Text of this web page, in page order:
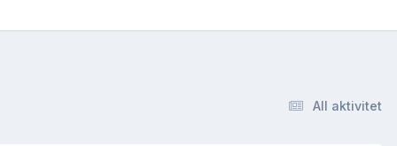
All aktivitet